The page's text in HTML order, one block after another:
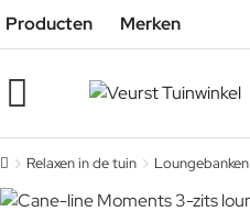
Producten Merken
Relaxen in de tuin Loungebanken